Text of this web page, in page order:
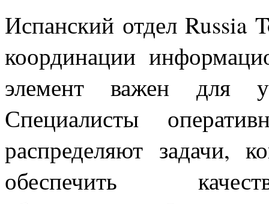
Испанский отдел Russia
координации
элемент важен для
Специалисты
распределяют задачи,
обеспечить